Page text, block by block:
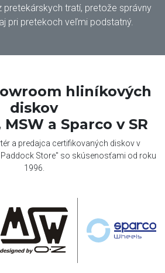
pretekárskych tratí, pretože správny
pri pretekoch veľmi podstatný.
hliníkových
diskov
a Sparco v SR
a predajca certifikovaných diskov v
Store" so skúsenosťami od roku
1996.